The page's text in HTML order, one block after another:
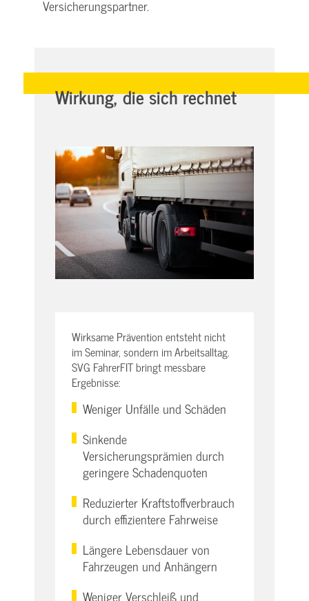
Versicherungspartner.
Wirkung, die sich rechnet
Wirksame Prävention entsteht nicht
im Seminar, sondern im Arbeitsalltag.
SVG FahrerFIT bringt messbare
Ergebnisse:
Weniger Unfälle und Schäden
Sinkende
Versicherungsprämien durch
geringere Schadenquoten
Reduzierter Kraftstoffverbrauch
durch effizientere Fahrweise
Längere Lebensdauer von
Fahrzeugen und Anhängern
Weniger Verschleiß und